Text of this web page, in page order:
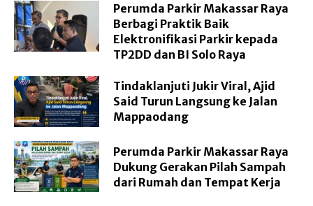
Perumda Parkir Makassar Raya
Berbagi Praktik Baik
Elektronifikasi Parkir kepada
TP2DD dan BI Solo Raya
Tindaklanjuti Jukir Viral, Ajid
Said Turun Langsung ke Jalan
Mappaodang
Perumda Parkir Makassar Raya
Dukung Gerakan Pilah Sampah
dari Rumah dan Tempat Kerja